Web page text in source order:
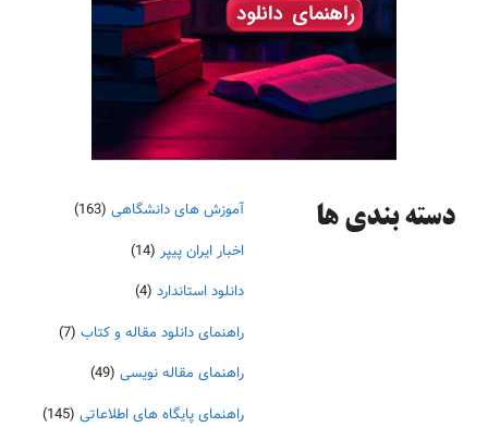
دسته‌ بندی ها آموزش های دانشگاهی (163)
اخبار ایران پیپر (14)
دانلود استاندارد (4)
راهنمای دانلود مقاله و کتاب (7)
راهنمای مقاله نویسی (49)
راهنمای پایگاه های اطلاعاتی (145)